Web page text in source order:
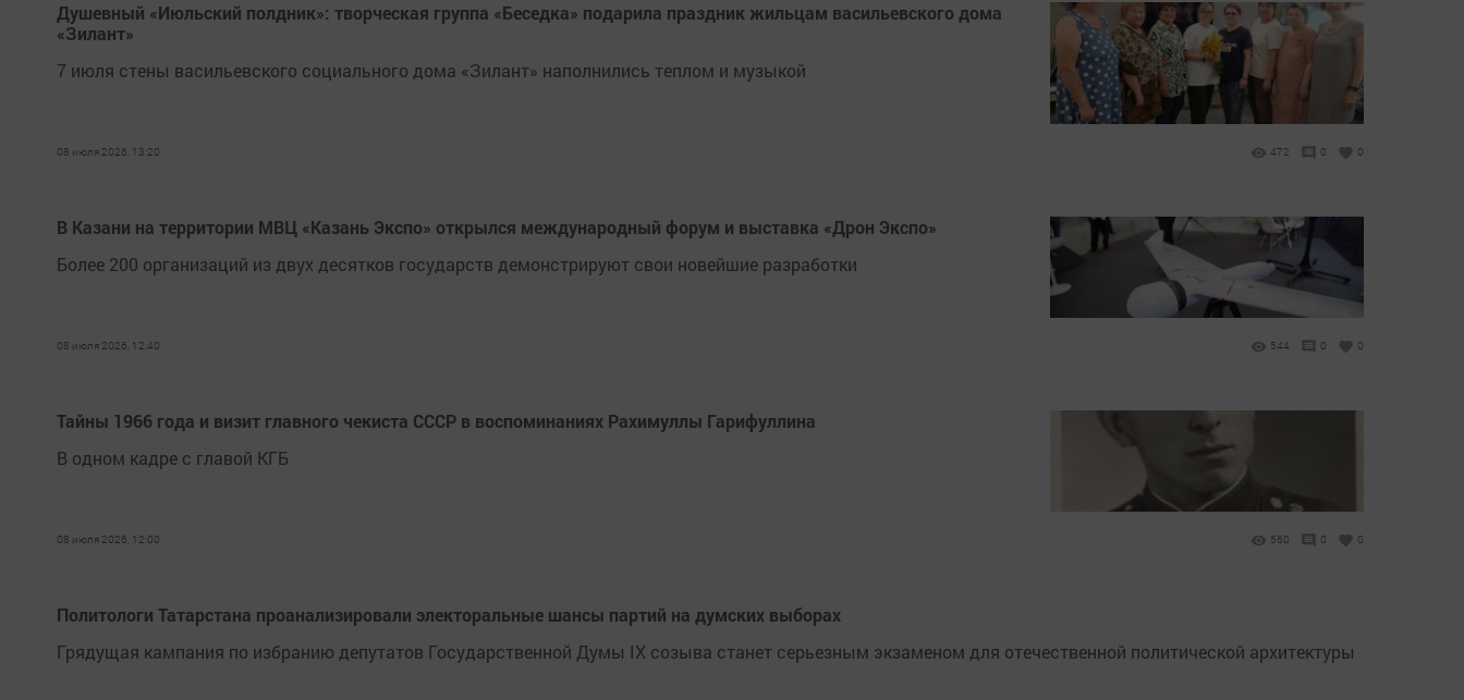
Душевный «Июльский полдник»: творческая группа «Беседка» подарила праздник жильцам васильевского дома
«Зилант»
7 июля стены васильевского социального дома «Зилант» наполнились теплом и музыкой
08 июля 2026, 13:20 472 0 0
В Казани на территории МВЦ «Казань Экспо» открылся международный форум и выставка «Дрон Экспо»
Более 200 организаций из двух десятков государств демонстрируют свои новейшие разработки
08 июля 2026, 12:40 544 0 0
Тайны 1966 года и визит главного чекиста СССР в воспоминаниях Рахимуллы Гарифуллина
В одном кадре с главой КГБ
08 июля 2026, 12:00 560 0 0
Политологи Татарстана проанализировали электоральные шансы партий на думских выборах
Грядущая кампания по избранию депутатов Государственной Думы IX созыва станет серьезным экзаменом для отечественной политической архитектуры